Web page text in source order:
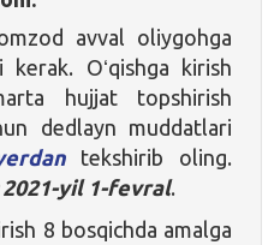
avval oliygohga
kerak. Oʻqishga kirish
hujjat topshirish
dedlayn muddatlari
tekshirib oling.
yil 1-fevral.
8 bosqichda amalga